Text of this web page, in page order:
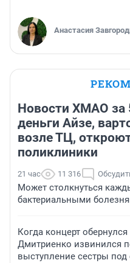
Анастасия
Новости ХМАО за
деньги Айзе,
возле ТЦ,
поликлиники
21 час 11 316
Может столкнуться
бактериальными
Когда концерт
Дмитриенко извинился
выступление сестры под